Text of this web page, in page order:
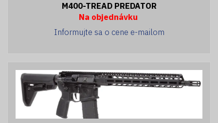
M400-TREAD PREDATOR
Na objednávku
Informujte sa o cene e-mailom